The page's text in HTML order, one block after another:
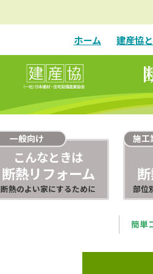
ホーム 建産協
こんなときは
断熱リフォーム
断熱のよい家にするために
一般向け
部位
施工
簡単